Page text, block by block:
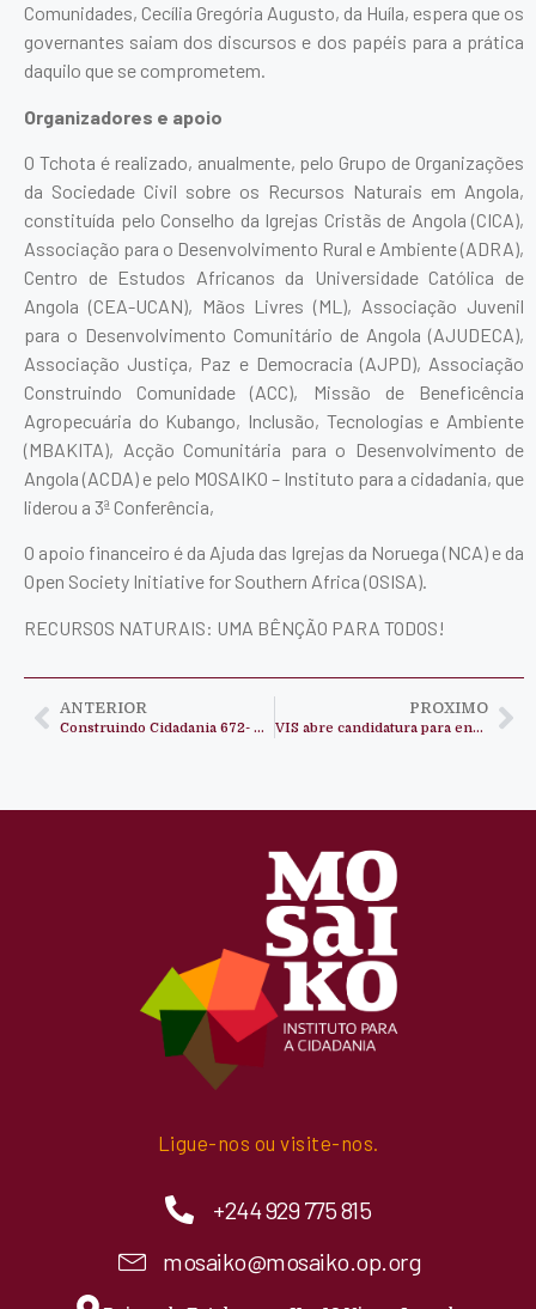
Comunidades, Cecília Gregória Augusto, da Huíla, espera que os
governantes saiam dos discursos e dos papéis para a prática
daquilo que se comprometem.
Organizadores e apoio
O Tchota é realizado, anualmente, pelo Grupo de Organizações
da Sociedade Civil sobre os Recursos Naturais em Angola,
constituída pelo Conselho da Igrejas Cristãs de Angola (CICA),
Associação para o Desenvolvimento Rural e Ambiente (ADRA),
Centro de Estudos Africanos da Universidade Católica de
Angola (CEA-UCAN), Mãos Livres (ML), Associação Juvenil
para o Desenvolvimento Comunitário de Angola (AJUDECA),
Associação Justiça, Paz e Democracia (AJPD), Associação
Construindo Comunidade (ACC), Missão de Beneficência
Agropecuária do Kubango, Inclusão, Tecnologias e Ambiente
(MBAKITA), Acção Comunitária para o Desenvolvimento de
Angola (ACDA) e pelo MOSAIKO – Instituto para a cidadania, que
liderou a 3ª Conferência,
O apoio financeiro é da Ajuda das Igrejas da Noruega (NCA) e da
Open Society Initiative for Southern Africa (OSISA).
RECURSOS NATURAIS: UMA BÊNÇÃO PARA TODOS!
ANTERIOR
Construindo Cidadania 672- Exploração de recursos naturais na perspectiva das comunidades impactadas
PROXIMO
VIS abre candidatura para enfermeiro/a
Ligue-nos ou visite-nos.
+244 929 775 815
mosaiko@mosaiko.op.org